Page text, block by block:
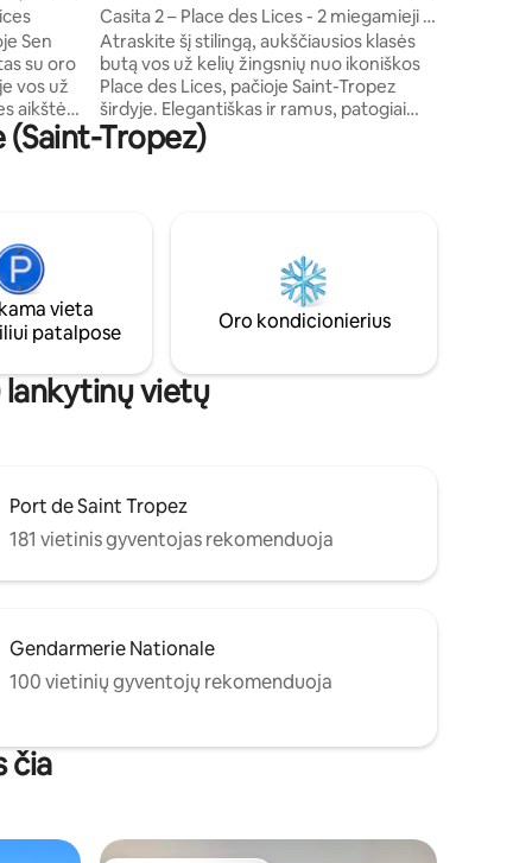
Sen
vos už
aikštės,
Casita 2 – Place des Lices - 2 miegamieji ir
automobilių stovėjimo aikštelė
Atraskite šį stilingą, aukščiausios klasės
butą vos už kelių žingsnių nuo ikoniškos
Place des Lices, pačioje Saint-Tropez
širdyje. Elegantiškas ir ramus, patogiai
priima iki 4 svečių. Įsikūręs pirmame
modernaus ir naujo pastato aukšte su
automobilio stovėjimo vieta viešnagės
pateikus užklausą.
Tropez)
vieta
patalpose
Oro kondicionierius
vietų
Port de Saint Tropez
181 vietinis gyventojas rekomenduoja
Gendarmerie Nationale
100 vietinių gyventojų rekomenduoja
čia